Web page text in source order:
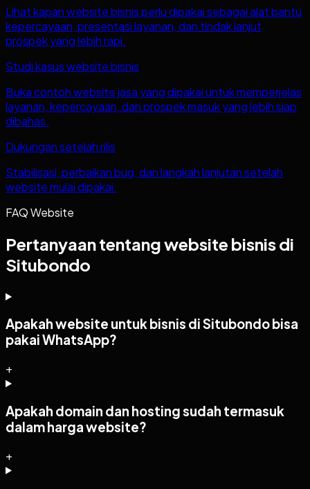
Lihat kapan website bisnis perlu dipakai sebagai alat bantu
kepercayaan, presentasi layanan, dan tindak lanjut
prospek yang lebih rapi.
Studi kasus website bisnis
Buka contoh website jasa yang dipakai untuk memperjelas
layanan, kepercayaan, dan prospek masuk yang lebih siap
dibahas.
Dukungan setelah rilis
Stabilisasi, perbaikan bug, dan langkah lanjutan setelah
website mulai dipakai.
FAQ Website
Pertanyaan tentang website bisnis di
Situbondo
Apakah website untuk bisnis di Situbondo bisa
pakai WhatsApp?
+
Apakah domain dan hosting sudah termasuk
dalam harga website?
+